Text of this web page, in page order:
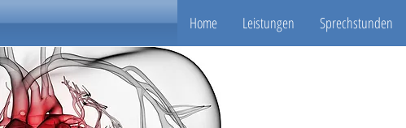
Home Leistungen Sprechstunden